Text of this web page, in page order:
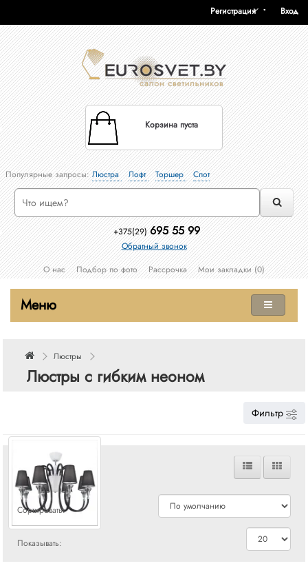
Вход
Регистрация
Корзина пуста
Популярные запросы:Люстра Лофт Торшер Спот
+375(29) 695 55 99
Обратный звонок
О нас
Подбор по фото Рассрочка Мои закладки (0)
Меню
Люстры
Люстры с гибким неоном
Фильтр
Сравнения
Сортировать:
Показывать: